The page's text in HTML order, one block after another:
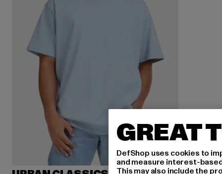
GREAT
DefShop uses cookies to
and measure interest-
This may also include the